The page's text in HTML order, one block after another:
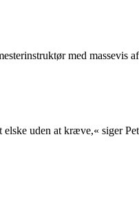
med massevis
uden at kræve,« siger